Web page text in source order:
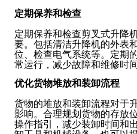
定期保养和检查
定期保养和检查剪叉式升降
要。包括清洁升降机的外表
位、检查电气系统等。定期
常运行，减少故障和维修时
优化货物堆放和装卸流程
货物的堆放和装卸流程对于
影响。合理规划货物的存放
操作指引，减少装卸时间和